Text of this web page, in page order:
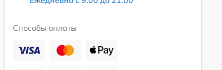
Способы оплаты